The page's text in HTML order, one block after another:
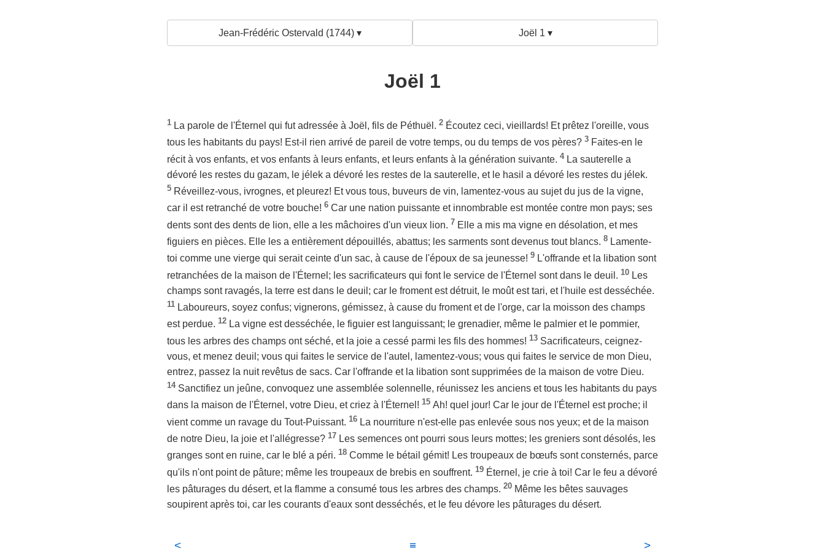
Jean-Frédéric Ostervald (1744) ▾ Joël 1 ▾
Joël 1
1 La parole de l'Éternel qui fut adressée à Joël, fils de Péthuël. 2 Écoutez ceci, vieillards! Et prêtez l'oreille, vous
tous les habitants du pays! Est-il rien arrivé de pareil de votre temps, ou du temps de vos pères? 3 Faites-en le
récit à vos enfants, et vos enfants à leurs enfants, et leurs enfants à la génération suivante. 4 La sauterelle a
dévoré les restes du gazam, le jélek a dévoré les restes de la sauterelle, et le hasil a dévoré les restes du jélek.
5 Réveillez-vous, ivrognes, et pleurez! Et vous tous, buveurs de vin, lamentez-vous au sujet du jus de la vigne,
car il est retranché de votre bouche! 6 Car une nation puissante et innombrable est montée contre mon pays; ses
dents sont des dents de lion, elle a les mâchoires d'un vieux lion. 7 Elle a mis ma vigne en désolation, et mes
figuiers en pièces. Elle les a entièrement dépouillés, abattus; les sarments sont devenus tout blancs. 8 Lamente-
toi comme une vierge qui serait ceinte d'un sac, à cause de l'époux de sa jeunesse! 9 L'offrande et la libation sont
retranchées de la maison de l'Éternel; les sacrificateurs qui font le service de l'Éternel sont dans le deuil. 10 Les
champs sont ravagés, la terre est dans le deuil; car le froment est détruit, le moût est tari, et l'huile est desséchée.
11 Laboureurs, soyez confus; vignerons, gémissez, à cause du froment et de l'orge, car la moisson des champs
est perdue. 12 La vigne est desséchée, le figuier est languissant; le grenadier, même le palmier et le pommier,
tous les arbres des champs ont séché, et la joie a cessé parmi les fils des hommes! 13 Sacrificateurs, ceignez-
vous, et menez deuil; vous qui faites le service de l'autel, lamentez-vous; vous qui faites le service de mon Dieu,
entrez, passez la nuit revêtus de sacs. Car l'offrande et la libation sont supprimées de la maison de votre Dieu.
14 Sanctifiez un jeûne, convoquez une assemblée solennelle, réunissez les anciens et tous les habitants du pays
dans la maison de l'Éternel, votre Dieu, et criez à l'Éternel! 15 Ah! quel jour! Car le jour de l'Éternel est proche; il
vient comme un ravage du Tout-Puissant. 16 La nourriture n'est-elle pas enlevée sous nos yeux; et de la maison
de notre Dieu, la joie et l'allégresse? 17 Les semences ont pourri sous leurs mottes; les greniers sont désolés, les
granges sont en ruine, car le blé a péri. 18 Comme le bétail gémit! Les troupeaux de bœufs sont consternés, parce
qu'ils n'ont point de pâture; même les troupeaux de brebis en souffrent. 19 Éternel, je crie à toi! Car le feu a dévoré
les pâturages du désert, et la flamme a consumé tous les arbres des champs. 20 Même les bêtes sauvages
soupirent après toi, car les courants d'eaux sont desséchés, et le feu dévore les pâturages du désert.
< ≡ >